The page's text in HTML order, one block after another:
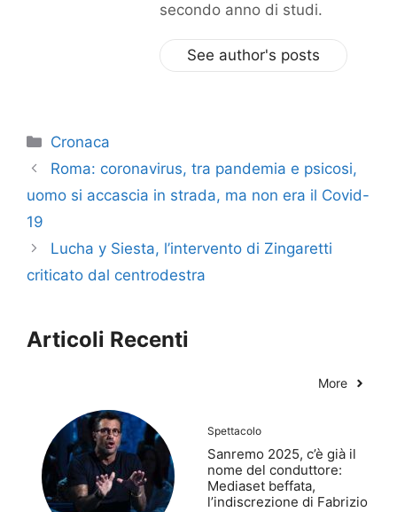
secondo anno di studi.
See author's posts
Categorie
Cronaca
Roma: coronavirus, tra pandemia e psicosi,
uomo si accascia in strada, ma non era il Covid-
19
Lucha y Siesta, l’intervento di Zingaretti
criticato dal centrodestra
Articoli Recenti
More
Spettacolo
Sanremo 2025, c’è già il
nome del conduttore:
Mediaset beffata,
l’indiscrezione di Fabrizio